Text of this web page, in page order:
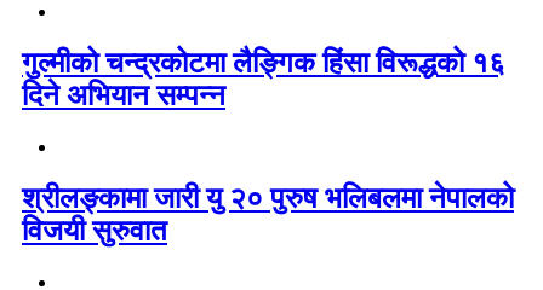
गुल्मीको चन्द्रकोटमा लैङ्गिक हिंसा विरूद्धको १६
दिने अभियान सम्पन्न
श्रीलङ्कामा जारी यु २० पुरुष भलिबलमा नेपालको
विजयी सुरुवात